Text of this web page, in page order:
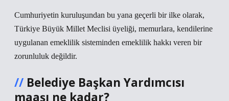
Cumhuriyetin kuruluşundan bu yana geçerli bir ilke olarak,
Türkiye Büyük Millet Meclisi üyeliği, memurlara, kendilerine
uygulanan emeklilik sisteminden emeklilik hakkı veren bir
zorunluluk değildir.
Belediye Başkan Yardımcısı
maaşı ne kadar?